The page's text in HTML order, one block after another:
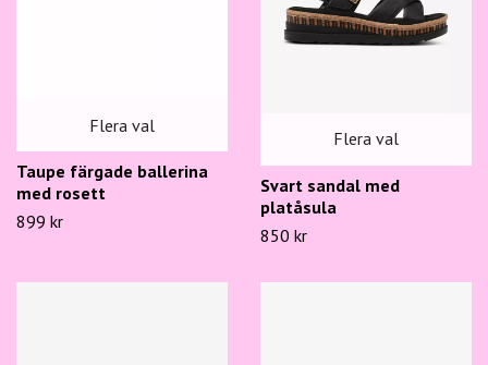
Flera val
Taupe färgade ballerina
med rosett
899 kr
Flera val
Svart sandal med
platåsula
850 kr